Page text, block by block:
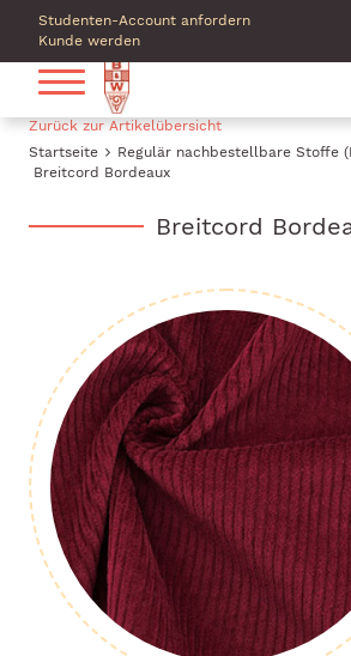
Studenten-Account anfordern
Kunde werden
Startseite Regulär nachbestellbare Stoffe
Breitcord Bordeaux
Zurück zur Artikelübersicht
Breitcord